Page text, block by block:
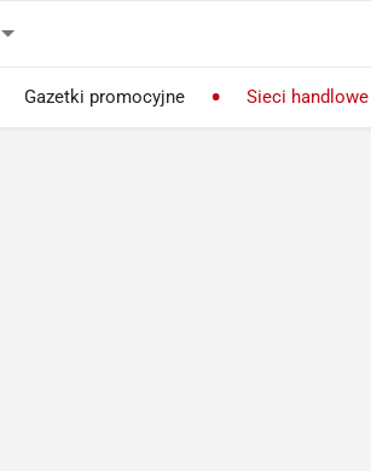
Gazetki promocyjne Sieci handlowe